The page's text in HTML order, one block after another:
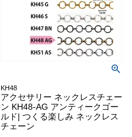
KH48
アクセサリー ネックレスチェー
ン KH48-AG アンティークゴー
ルド| つくる楽しみ ネックレス
チェーン